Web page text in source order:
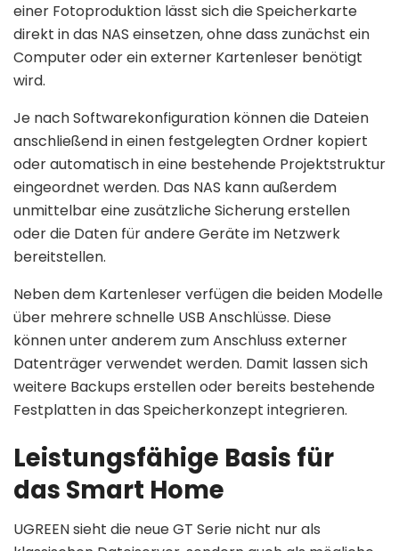
einer Fotoproduktion lässt sich die Speicherkarte
direkt in das NAS einsetzen, ohne dass zunächst ein
Computer oder ein externer Kartenleser benötigt
wird.
Je nach Softwarekonfiguration können die Dateien
anschließend in einen festgelegten Ordner kopiert
oder automatisch in eine bestehende Projektstruktur
eingeordnet werden. Das NAS kann außerdem
unmittelbar eine zusätzliche Sicherung erstellen
oder die Daten für andere Geräte im Netzwerk
bereitstellen.
Neben dem Kartenleser verfügen die beiden Modelle
über mehrere schnelle USB Anschlüsse. Diese
können unter anderem zum Anschluss externer
Datenträger verwendet werden. Damit lassen sich
weitere Backups erstellen oder bereits bestehende
Festplatten in das Speicherkonzept integrieren.
Leistungsfähige Basis für
das Smart Home
UGREEN sieht die neue GT Serie nicht nur als